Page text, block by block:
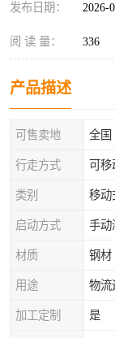
发布日期： 2026-
阅 读 量： 336
产品描述
可售卖地 全国
行走方式 可移
类别 移动
启动方式 手动
材质 钢材
用途 物流
加工定制 是